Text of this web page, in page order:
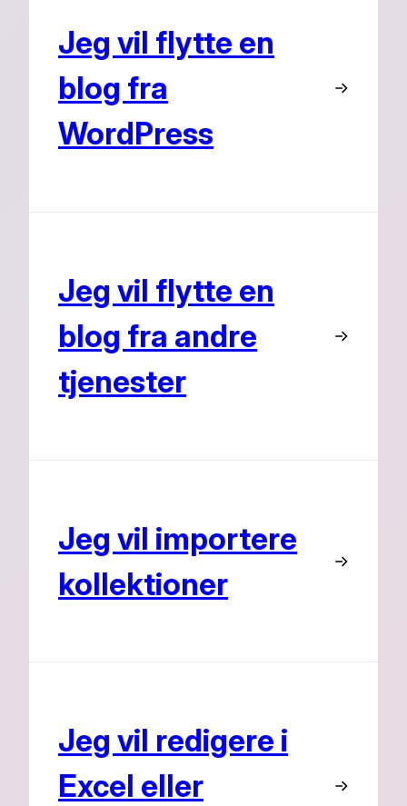
Jeg vil flytte en
blog fra
WordPress
Jeg vil flytte en
blog fra andre
tjenester
Jeg vil importere
kollektioner
Jeg vil redigere i
Excel eller